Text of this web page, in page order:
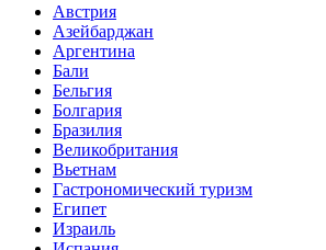
Австрия
Азейбарджан
Аргентина
Бали
Бельгия
Болгария
Бразилия
Великобритания
Вьетнам
Гастрономический туризм
Египет
Израиль